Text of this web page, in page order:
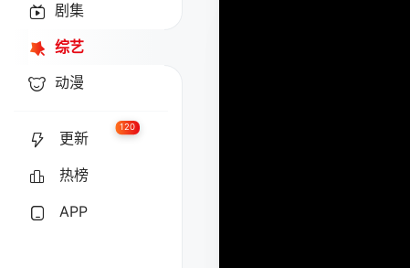
剧集
综艺
动漫
更新
120
热榜
APP